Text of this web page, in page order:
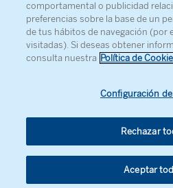
Recibe información sobre
comportamental o publicidad
preferencias sobre la base de un
de tus hábitos de navegación (por
visitadas). Si deseas obtener
consulta nuestra Política de
Configuración
Rechazar
Aceptar